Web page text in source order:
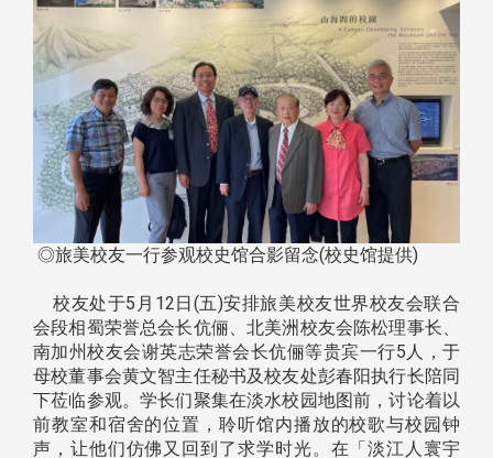
◎旅美校友一行参观校史馆合影留念(校史馆提供)
校友处于5月12日(五)安排旅美校友世界校友会联合
会段相蜀荣誉总会长伉俪、北美洲校友会陈松理事长、
南加州校友会谢英志荣誉会长伉俪等贵宾一行5人，于
母校董事会黄文智主任秘书及校友处彭春阳执行长陪同
下莅临参观。学长们聚集在淡水校园地图前，讨论着以
前教室和宿舍的位置，聆听馆内播放的校歌与校园钟
声，让他们仿佛又回到了求学时光。在「淡江人寰宇